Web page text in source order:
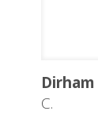
Dirham
C.